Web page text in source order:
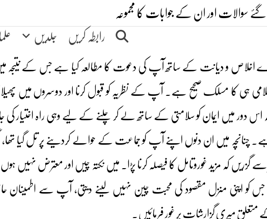
سوالات اور ان کے جوابات کا مجموعہ
جلدیں رابطہ کریں
و دیانت کے ساتھ آپ کی دعوت کا مطالعہ کیا ہے جس کے نتیجہ میں
ہی کا مسلک صحیح ہے۔ آپ کے نظریہ کو قبول کرنا اور دوسروں میں
دور میں ایمان کو سلامتی کے ساتھ لے کر چلنے کے لیے وہی راہ اختیار
چنانچہ میں ان دنوں اپنے آپ کو جماعت کے حوالے کردینے پر تل گیا تھا،
گزریں کہ مزید غوروتامل کا فیصلہ کرنا پڑا۔ میں نکتہ چیں اور معترض نہیں
کو اپنی منزل مقصود کی محبت چین نہیں لینے دیتی، آپ سے اطمینان
میری گزارشات پر غور فرمائیں۔